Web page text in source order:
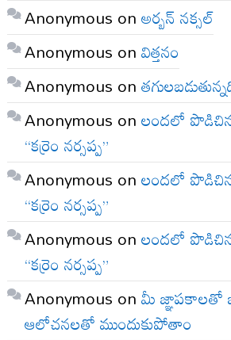
Anonymous onఅర్బన్ నక్సల్
Anonymous onవిత్తనం
Anonymous on
Anonymous onలందలో పొడిచిన
“కర్రెం నర్సప్ప”
Anonymous onలందలో పొడిచిన
“కర్రెం నర్సప్ప”
Anonymous onలందలో పొడిచిన
“కర్రెం నర్సప్ప”
Anonymous onమీ జ్ఞాపకాలతో
ఆలోచనలతో ముందుకుపోతాం